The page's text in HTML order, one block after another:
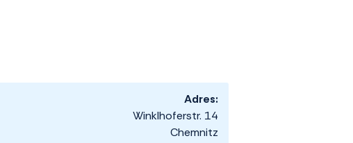
Adres:
Winklhoferstr. 14
Chemnitz